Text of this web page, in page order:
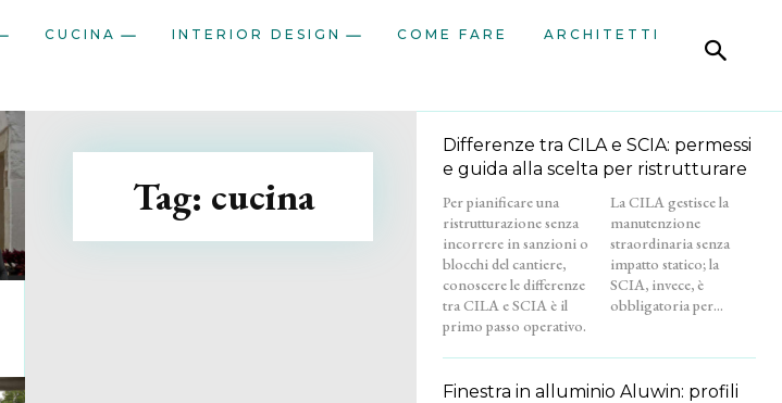
CUCINA INTERIOR DESIGN COME FARE ARCHITETTI
Tag: cucina
Differenze tra CILA e SCIA: permessi
e guida alla scelta per ristrutturare
Per pianificare una
ristrutturazione senza
incorrere in sanzioni o
blocchi del cantiere,
conoscere le differenze
tra CILA e SCIA è il
primo passo operativo.
La CILA gestisce la
manutenzione
straordinaria senza
impatto statico; la
SCIA, invece, è
obbligatoria per...
Finestra in alluminio Aluwin: profili